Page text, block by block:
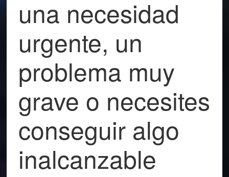
una necesidad
urgente, un
problema muy
grave o necesites
conseguir algo
inalcanzable